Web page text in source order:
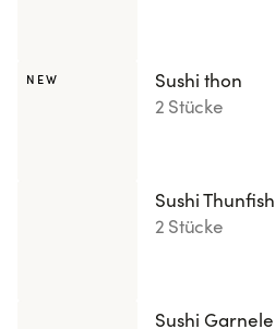
NEW
Sushi thon
2 Stücke
Sushi Thunfish
2 Stücke
Sushi Garnele